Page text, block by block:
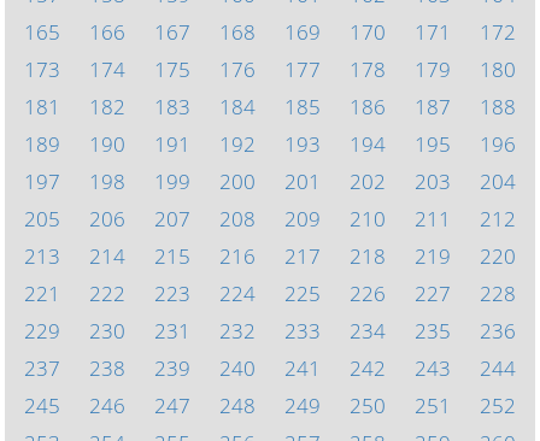
165
166 167 168 169 170 171
172
173
174 175 176 177 178 179
180
181
182 183 184 185 186 187
188
189
190 191 192 193 194 195
196
197
198 199 200 201 202 203
204
205
206 207 208 209 210 211
212
213
214 215 216 217 218 219
220
221
222 223 224 225 226 227
228
229
230 231 232 233 234 235
236
237
238 239 240 241 242 243
244
245
246 247 248 249 250 251
252